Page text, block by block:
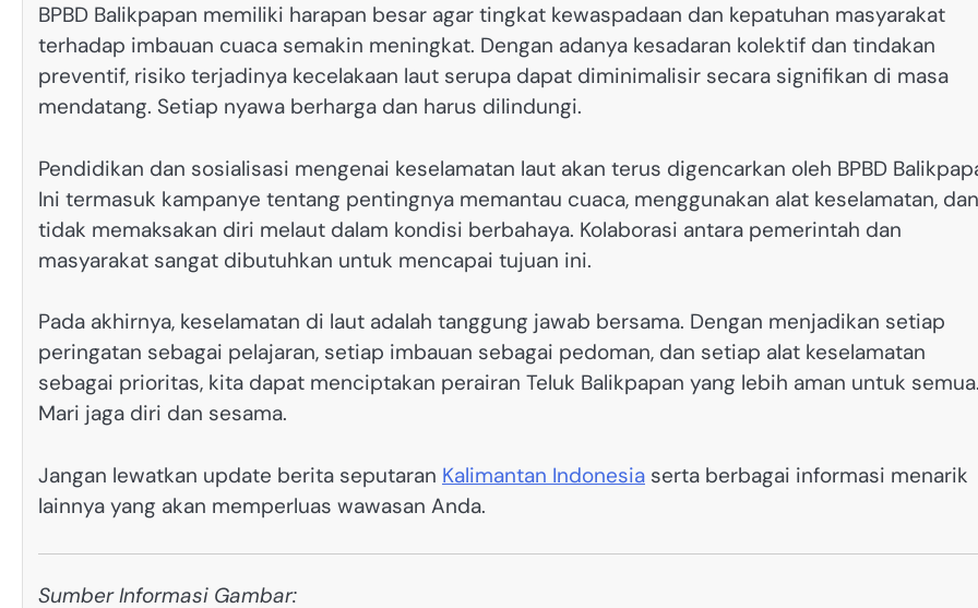
BPBD Balikpapan memiliki harapan besar agar tingkat kewaspadaan dan kepatuhan masyarakat
terhadap imbauan cuaca semakin meningkat. Dengan adanya kesadaran kolektif dan tindakan
preventif, risiko terjadinya kecelakaan laut serupa dapat diminimalisir secara signifikan di masa
mendatang. Setiap nyawa berharga dan harus dilindungi.
Pendidikan dan sosialisasi mengenai keselamatan laut akan terus digencarkan oleh BPBD
Ini termasuk kampanye tentang pentingnya memantau cuaca, menggunakan alat keselamatan, dan
tidak memaksakan diri melaut dalam kondisi berbahaya. Kolaborasi antara pemerintah dan
masyarakat sangat dibutuhkan untuk mencapai tujuan ini.
Pada akhirnya, keselamatan di laut adalah tanggung jawab bersama. Dengan menjadikan setiap
peringatan sebagai pelajaran, setiap imbauan sebagai pedoman, dan setiap alat keselamatan
sebagai prioritas, kita dapat menciptakan perairan Teluk Balikpapan yang lebih aman untuk
Mari jaga diri dan sesama.
Jangan lewatkan update berita seputaran Kalimantan Indonesia serta berbagai informasi menarik
lainnya yang akan memperluas wawasan Anda.
Sumber Informasi Gambar: